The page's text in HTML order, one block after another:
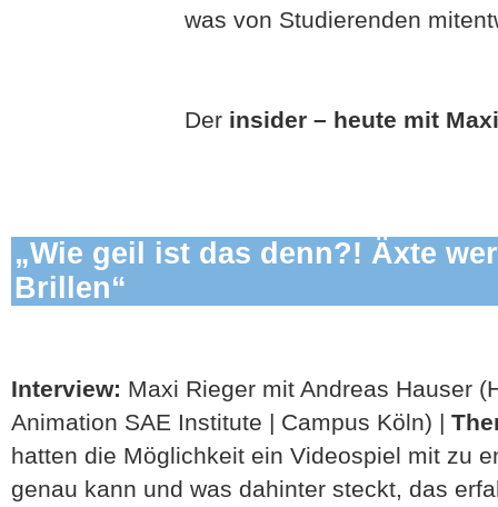
was von Studierenden
Der insider – heute mit
„Wie geil ist das denn?! Äxte
Brillen“
Interview: Maxi Rieger mit Andreas Hauser
Animation SAE Institute | Campus Köln) |
hatten die Möglichkeit ein Videospiel mit zu
genau kann und was dahinter steckt, das